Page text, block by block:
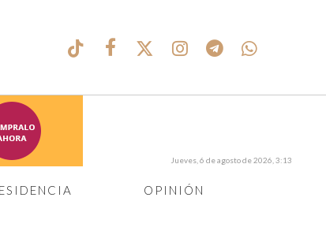
OPINIÓN
Jueves, 6 de agosto de 2026, 3:13